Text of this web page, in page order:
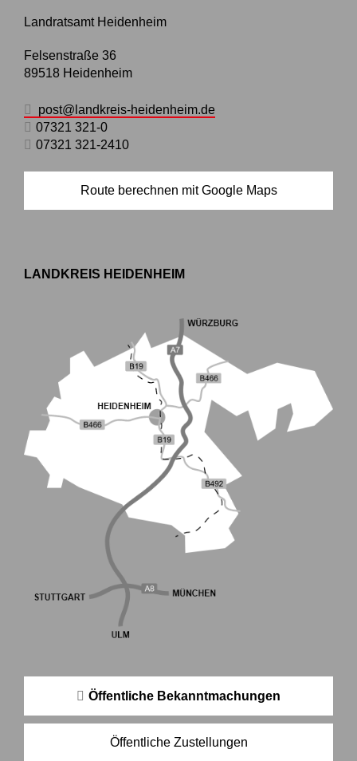
Landratsamt Heidenheim
Felsenstraße 36
89518 Heidenheim
post@landkreis-heidenheim.de
07321 321-0
07321 321-2410
Route berechnen mit Google Maps
LANDKREIS HEIDENHEIM
Öffentliche Bekanntmachungen
Öffentliche Zustellungen